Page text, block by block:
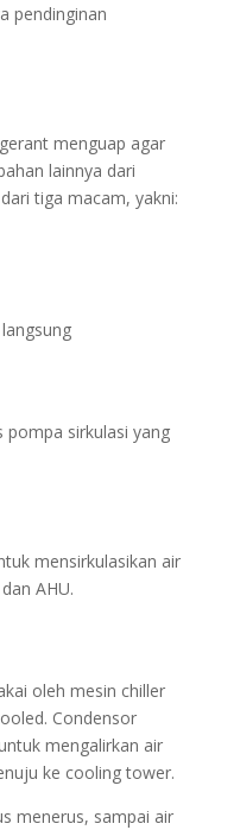
pendinginan
menguap agar
lainnya dari
tiga macam, yakni:
pompa sirkulasi yang
mensirkulasikan air
AHU.
oleh mesin chiller
Condensor
mengalirkan air
ke cooling tower.
menerus, sampai air